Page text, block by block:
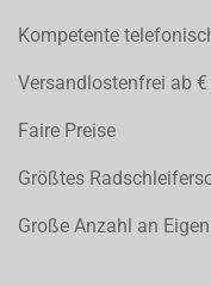
Kompetente
Versandlostenfrei ab €
Faire Preise
Größtes
Große Anzahl an